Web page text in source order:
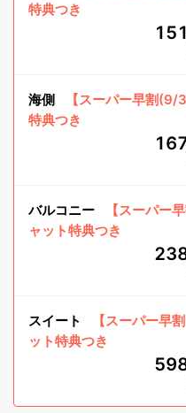
特典つき
海側
【スーパー早割
特典つき
バルコニー
【スーパー
ャット特典つき
スイート
【スーパー早
ット特典つき